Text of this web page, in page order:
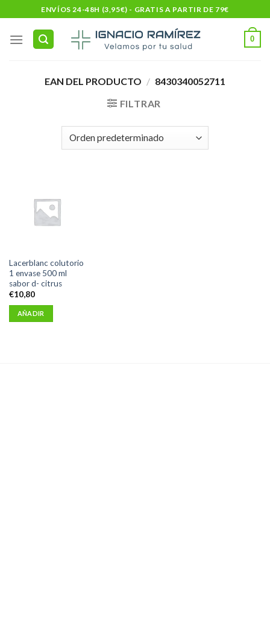
to
content
ENVÍOS 24-48H (3,95€) - GRATIS A PARTIR DE 79€
0
EAN DEL PRODUCTO / 8430340052711
FILTRAR
Lacerblanc colutorio
1 envase 500 ml
sabor d- citrus
€10,80
AÑADIR